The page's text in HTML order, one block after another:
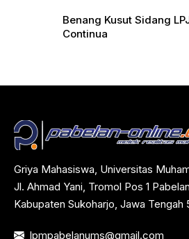
Benang Kusut Sidang
Continua
Griya Mahasiswa, Universitas
Jl. Ahmad Yani, Tromol Pos 1
Kabupaten Sukoharjo, Jawa Tengah
lpmpabelanums@gmail.com